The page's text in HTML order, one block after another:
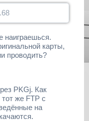
наиграешься.
карты,
проводить?
PKGj. Как
тот же FTP с
на